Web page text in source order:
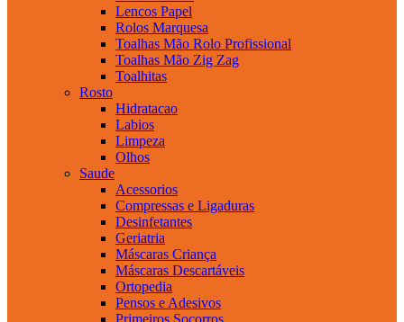
Lencos Papel
Rolos Marquesa
Toalhas Mão Rolo Profissional
Toalhas Mão Zig Zag
Toalhitas
Rosto
Hidratacao
Labios
Limpeza
Olhos
Saude
Acessorios
Compressas e Ligaduras
Desinfetantes
Geriatria
Máscaras Criança
Máscaras Descartáveis
Ortopedia
Pensos e Adesivos
Primeiros Socorros